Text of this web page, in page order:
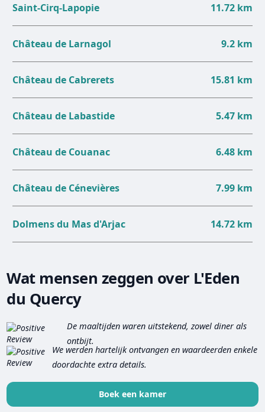
Saint-Cirq-Lapopie 11.72 km
Château de Larnagol 9.2 km
Château de Cabrerets 15.81 km
Château de Labastide 5.47 km
Château de Couanac 6.48 km
Château de Cénevières 7.99 km
Dolmens du Mas d'Arjac 14.72 km
Wat mensen zeggen over L'Eden
du Quercy
De maaltijden waren uitstekend, zowel diner als
ontbijt.
We werden hartelijk ontvangen en waardeerden enkele
doordachte extra details.
Boek een kamer